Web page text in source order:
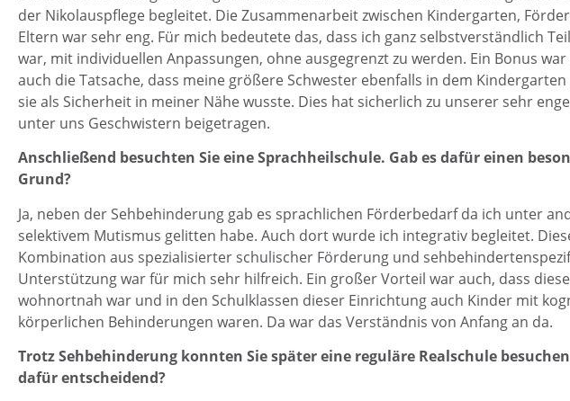
der Nikolauspflege begleitet. Die Zusammenarbeit zwischen Kindergarten,
Eltern war sehr eng. Für mich bedeutete das, dass ich ganz selbstverständlich
war, mit individuellen Anpassungen, ohne ausgegrenzt zu werden. Ein Bonus
auch die Tatsache, dass meine größere Schwester ebenfalls in dem
sie als Sicherheit in meiner Nähe wusste. Dies hat sicherlich zu unserer sehr
unter uns Geschwistern beigetragen.
Anschließend besuchten Sie eine Sprachheilschule. Gab es dafür einen
Grund?
Ja, neben der Sehbehinderung gab es sprachlichen Förderbedarf da ich unter
selektivem Mutismus gelitten habe. Auch dort wurde ich integrativ begleitet.
Kombination aus spezialisierter schulischer Förderung und
Unterstützung war für mich sehr hilfreich. Ein großer Vorteil war auch, dass
wohnortnah war und in den Schulklassen dieser Einrichtung auch Kinder mit
körperlichen Behinderungen waren. Da war das Verständnis von Anfang an da.
Trotz Sehbehinderung konnten Sie später eine reguläre Realschule
dafür entscheidend?